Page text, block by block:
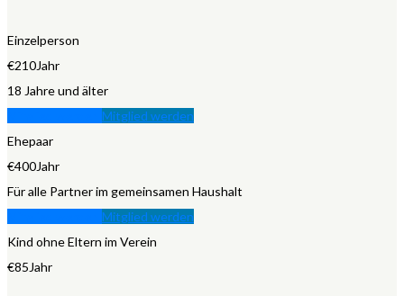
Einzelperson
€210Jahr
18 Jahre und älter
Mitglied werden
Ehepaar
€400Jahr
Für alle Partner im gemeinsamen Haushalt
Mitglied werden
Kind ohne Eltern im Verein
€85Jahr